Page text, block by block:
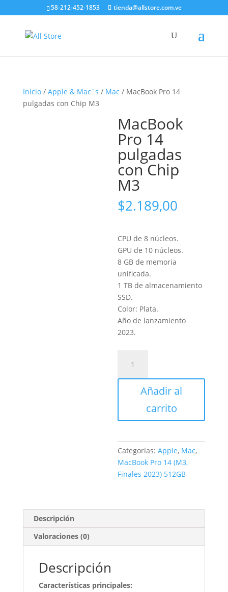
58-212-452-1853 tienda@allstore.com.ve
Inicio/ Apple & Mac`s / Mac / MacBook Pro 14
pulgadas con Chip M3
MacBook
Pro 14
pulgadas
con Chip
M3
$2.189,00
CPU de 8 núcleos.
GPU de 10 núcleos.
8 GB de memoria
unificada.
1 TB de almacenamiento
SSD.
Color: Plata.
Año de lanzamiento
2023.
14
pulgadasAñadir al
carrito
Categorías:Apple, Mac,
MacBook Pro 14 (M3,
Finales 2023) 512GB
Descripción
Valoraciones (0)
Descripción
Características principales: